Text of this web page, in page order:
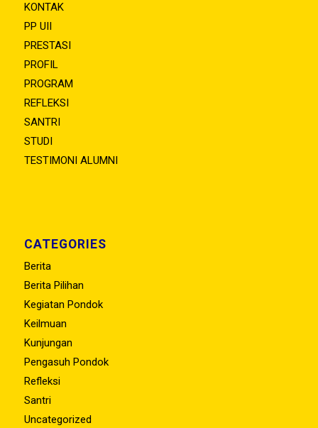
KONTAK
PP UII
PRESTASI
PROFIL
PROGRAM
REFLEKSI
SANTRI
STUDI
TESTIMONI ALUMNI
CATEGORIES
Berita
Berita Pilihan
Kegiatan Pondok
Keilmuan
Kunjungan
Pengasuh Pondok
Refleksi
Santri
Uncategorized